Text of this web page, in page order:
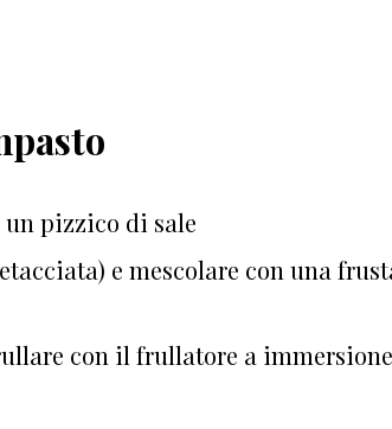
un pizzico di sale
e mescolare con una
con il frullatore a